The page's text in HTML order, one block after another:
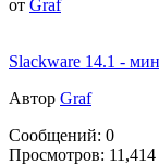
от Graf
Slackware 14.1 -
Автор Graf
Сообщений: 0
Просмотров: 11,414